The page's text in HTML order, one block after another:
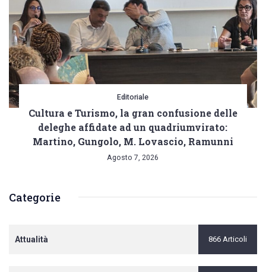
Editoriale
Cultura e Turismo, la gran confusione delle
deleghe affidate ad un quadriumvirato:
Martino, Gungolo, M. Lovascio, Ramunni
Agosto 7, 2026
Categorie
Attualità 866 Articoli